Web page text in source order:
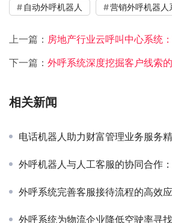
自动外呼机器人
营销外呼机器人
上一篇： 房地产行业云呼叫中心系统：智能房源
下一篇： 外呼系统深度挖掘客户线索
相关新闻
电话机器人助力财富管理业务服务
外呼机器人与人工客服的协同合作：开
外呼系统完善客服接待流程的高效
外呼系统为物流企业降低空驶率寻